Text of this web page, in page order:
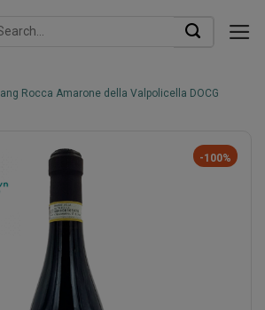
Rocca Amarone della Valpolicella DOCG
-100%